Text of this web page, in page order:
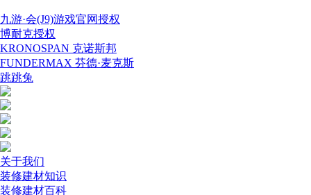
九游·会(J9)游戏官网授权
博耐克授权
KRONOSPAN 克诺斯邦
FUNDERMAX 芬德·麦克斯
跳跳兔
关于我们
装修建材知识
装修建材百科